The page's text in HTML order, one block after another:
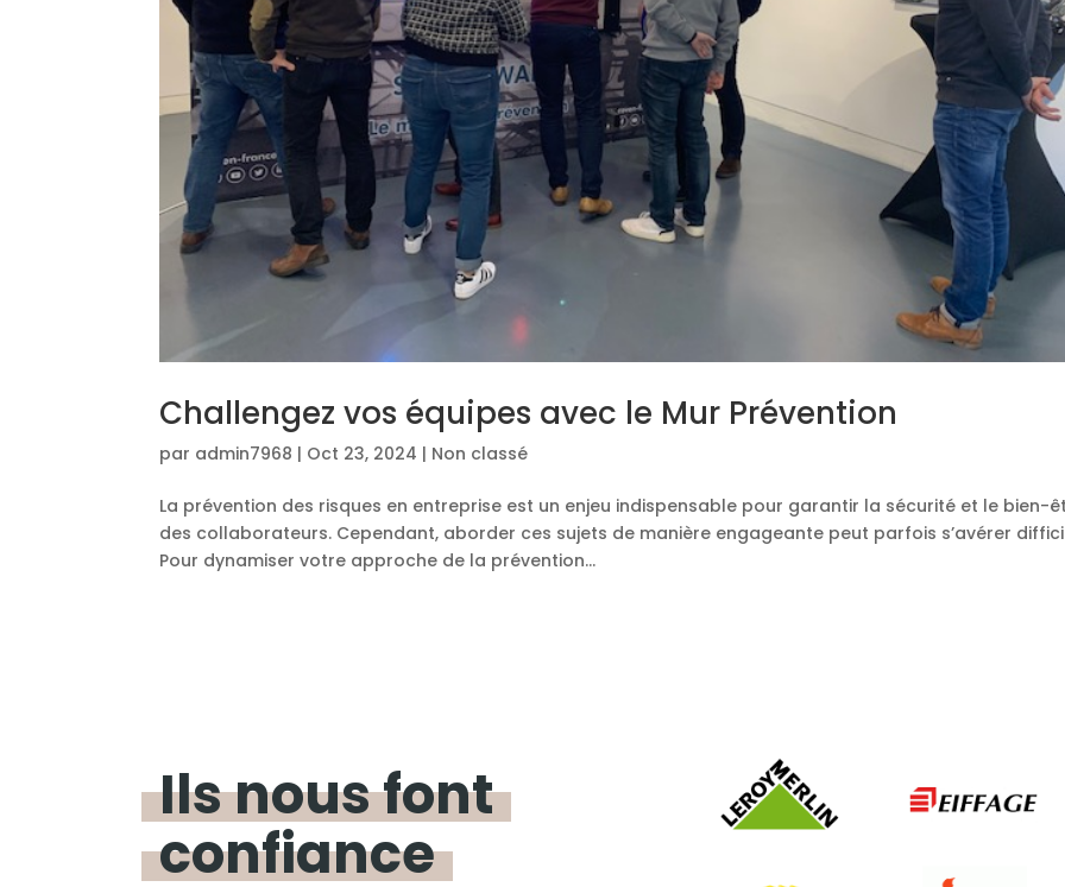
Challengez vos équipes avec le Mur Prévention
par admin7968 | Oct 23, 2024 | Non classé
La prévention des risques en entreprise est un enjeu indispensable pour garantir la sécurité et le bien-
des collaborateurs. Cependant, aborder ces sujets de manière engageante peut parfois s’avérer
Pour dynamiser votre approche de la prévention...
Ils nous font
confiance